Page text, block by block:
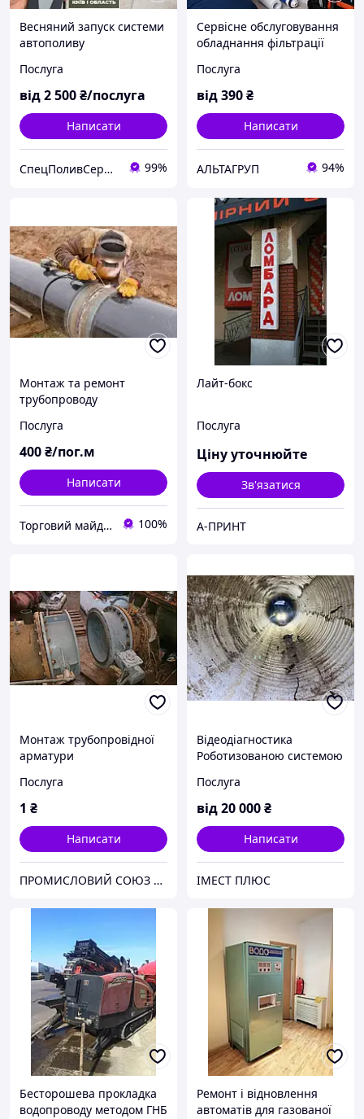
Весняний запуск системи
автополиву
Послуга
від2 500₴/послуга
Написати
СпецПоливСервіс - cистеми автоматичного поливу Hunter. 99%
Сервісне обслуговування
обладнання фільтрації
Послуга
від390₴
Написати
АЛЬТАГРУП 94%
Монтаж та ремонт
трубопроводу
Послуга
400₴/пог.м
Написати
Торговий майданчик Агропродукт 100%
Лайт-бокс
Послуга
Ціну уточнюйте
Зв'язатися
А-ПРИНТ
Монтаж трубопровідної
арматури
Послуга
1 ₴
Написати
ПРОМИСЛОВИЙ СОЮЗ 2017
Відеодіагностика
Роботизованою системою
300 м.
Послуга
від20 000₴
Написати
ІМЕСТ ПЛЮС
Бесторошева прокладка
водопроводу методом ГНБ
Ремонт і відновлення
автоматів для газованої